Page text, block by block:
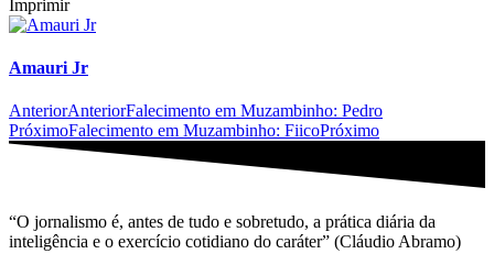
Imprimir
Amauri Jr
AnteriorAnteriorFalecimento em Muzambinho: Pedro
PróximoFalecimento em Muzambinho: FiicoPróximo
“O jornalismo é, antes de tudo e sobretudo, a prática diária da
inteligência e o exercício cotidiano do caráter” (Cláudio Abramo)